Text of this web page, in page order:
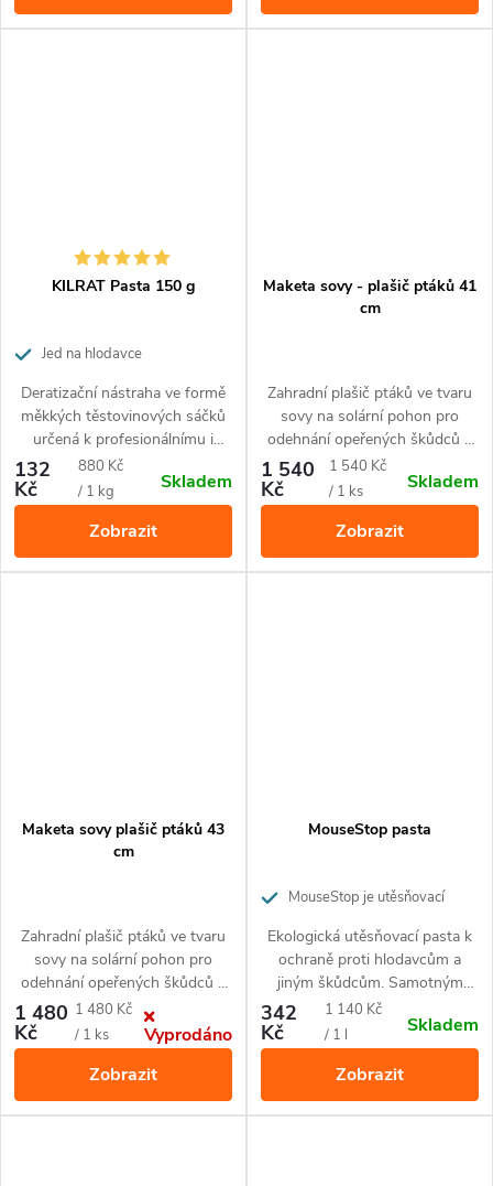
1 ks CO₂ bombička
1 ks automatický dávkovač
KILRAT Pasta 150 g
Jed na hlodavce
Deratizační nástraha ve formě
měkkých těstovinových sáčků
určená k profesionálnímu i
neprofesionálnímu použití.
132
Kč
Měrná
cena:
880 Kč
/ 1 kg
Skladem
Zobrazit
Maketa sovy - plašič ptáků 41
cm
Zahradní plašič ptáků ve tvaru
sovy na solární pohon pro
odehnání opeřených škůdců a
hlodavců. Vydává reailisticý křik
a svítí očima. 24 hodinový
chod,
1 540
Kč
Měrná
cena:
1 540 Kč
/ 1 ks
Skladem
Zobrazit
Maketa sovy plašič ptáků 43
cm
Zahradní plašič ptáků ve tvaru
sovy na solární pohon pro
odehnání opeřených škůdců a
hlodavců. Vydává reailisticý
křik, rotuje hlavou a svítí očima.
24 hodinový chod, detekuje
pohyb 360°
1 480
Kč
Měrná
cena:
1 480 Kč
/ 1 ks
Vyprodáno
Zobrazit
MouseStop pasta
MouseStop je utěsňovací
škůdcům v proniknutí do prostor,
kde jsou nežádoucí
Ekologická utěsňovací pasta k
ochraně proti hlodavcům a
jiným škůdcům. Samotným
zvířatům neškodí a neublíží.
Neobsahuje žádné pesticidy a
biocidy. Ideální všude tam, kde
jsou kladeny vysoké nároky na
hygienu a ekologii.
342
Kč
Měrná
cena:
1 140 Kč
/ 1 l
Skladem
Zobrazit